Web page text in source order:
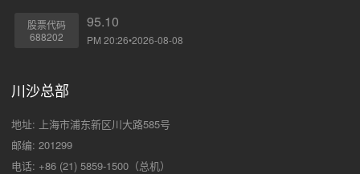
股票代码
688202
95.10
PM 20:26•2026-08-08
川沙总部
地址: 上海市浦东新区川大路585号
邮编: 201299
电话: +86 (21) 5859-1500（总机）